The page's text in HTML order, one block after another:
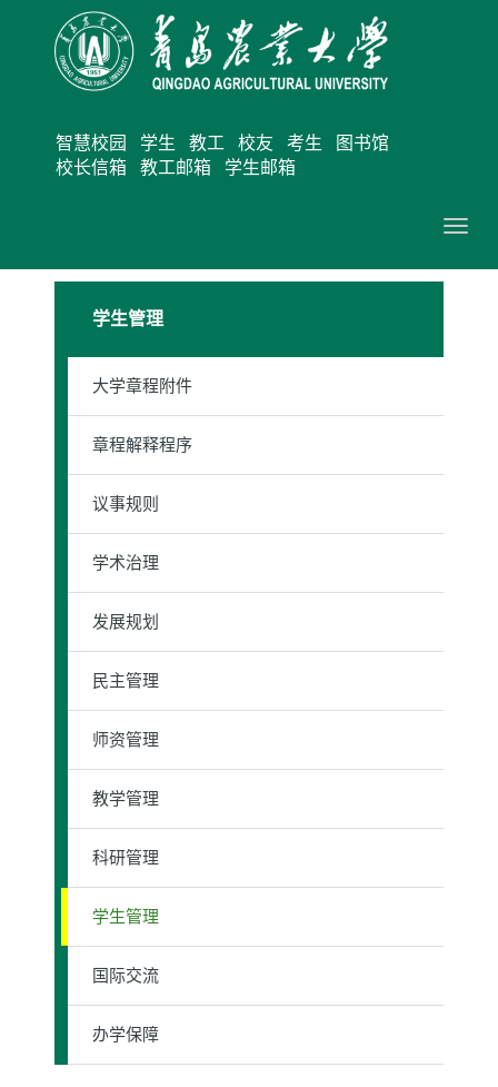
智慧校园 学生 教工 校友 考生
图书馆
校长信箱
教工邮箱 学生邮箱
切
换
学生管理
大学章程附件
章程解释程序
议事规则
学术治理
发展规划
民主管理
师资管理
教学管理
科研管理
学生管理
国际交流
办学保障